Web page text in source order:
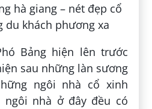
Bảng hiện lên trước
sau những làn sương
ngôi nhà cổ xinh
ngôi nhà ở đây đều có